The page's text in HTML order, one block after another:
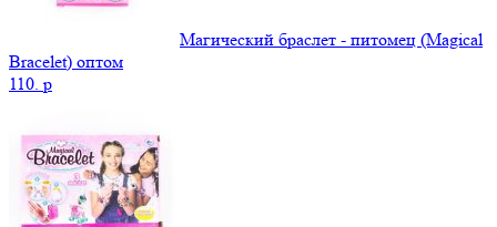
Магический браслет - питомец (Magical
Bracelet) оптом
110. p